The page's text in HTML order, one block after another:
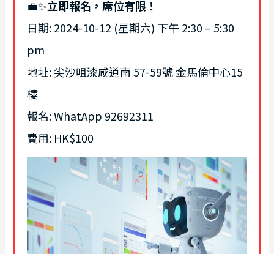
💼✨立即報名，席位有限！
日期: 2024-10-12 (星期六) 下午 2:30 – 5:30
pm
地址: 尖沙咀漆咸道南 57-59號 金馬倫中心15
樓
報名: WhatApp 92692311
費用: HK$100